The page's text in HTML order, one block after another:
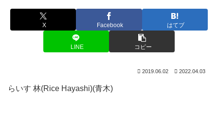
X Facebook はてブ
LINE コピー
2019.06.02 2022.04.03
らいす 林(Rice Hayashi)(青木)